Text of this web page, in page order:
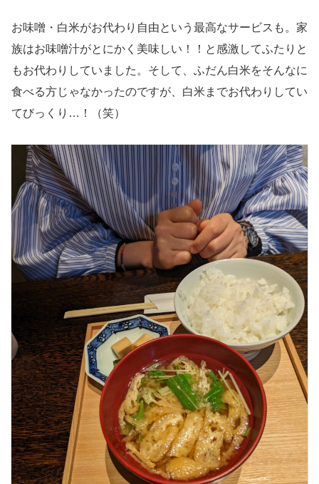
お味噌・白米がお代わり自由という最高なサービスも。家
族はお味噌汁がとにかく美味しい！！と感激してふたりと
もお代わりしていました。そして、ふだん白米をそんなに
食べる方じゃなかったのですが、白米までお代わりしてい
てびっくり…！（笑）